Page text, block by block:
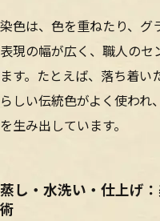
染色は、色を重ねたり、グ
表現の幅が広く、職人のセ
ます。たとえば、落ち着
らしい伝統色がよく使わ
を生み出しています。
蒸し・水洗い・仕上げ
術